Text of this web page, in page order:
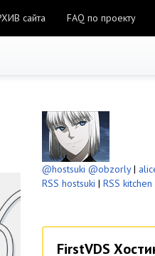
сайта FAQ по проекту
@hostsuki @obzorly|
RSS hostsuki | RSS kitchen
FirstVDS